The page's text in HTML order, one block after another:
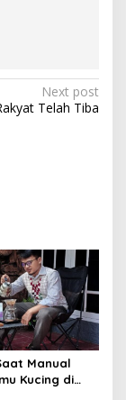
Next post
Telah Tiba
Manual
Kucing di